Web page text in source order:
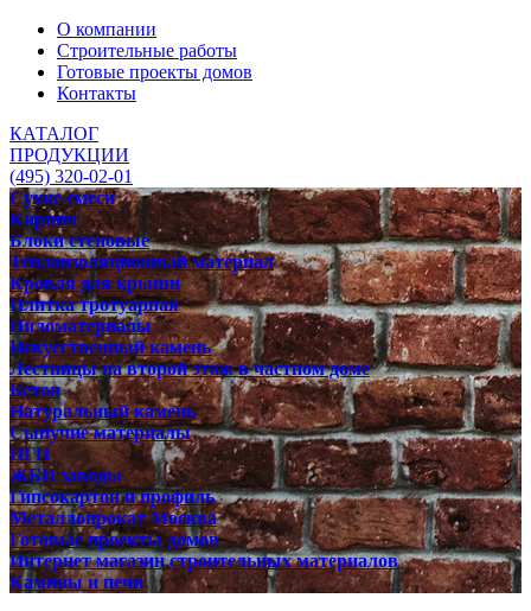
О компании
Строительные работы
Готовые проекты домов
Контакты
КАТАЛОГ
ПРОДУКЦИИ
(495) 320-02-01
Сухие смеси
Кирпич
Блоки стеновые
Теплоизоляционный материал
Кровля для крыши
Плитка тротуарная
Пиломатериалы
Искусственный камень
Лестницы на второй этаж в частном доме
Бетон
Натуральный камень
Сыпучие материалы
ПГП
ЖБИ заводы
Гипсокартон и профиль
Металлопрокат Москва
Готовые проекты домов
Интернет магазин строительных материалов
Камины и печи